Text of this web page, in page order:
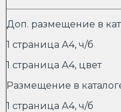
Доп. размещение в
1 страница А4, ч/б
1 страница А4, цвет
Размещение в
1 страница А4, ч/б